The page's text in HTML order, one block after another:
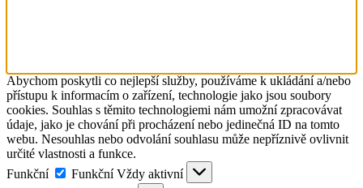
Abychom poskytli co nejlepší služby, používáme k ukládání a/nebo
přístupu k informacím o zařízení, technologie jako jsou soubory
cookies. Souhlas s těmito technologiemi nám umožní zpracovávat
údaje, jako je chování při procházení nebo jedinečná ID na tomto
webu. Nesouhlas nebo odvolání souhlasu může nepříznivě ovlivnit
určité vlastnosti a funkce.
Funkční
Funkční Vždy aktivní